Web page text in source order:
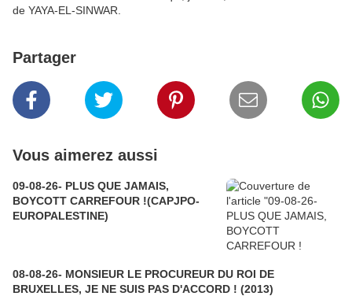
de YAYA-EL-SINWAR.
Partager
Vous aimerez aussi
09-08-26- PLUS QUE JAMAIS,
BOYCOTT CARREFOUR !(CAPJPO-
EUROPALESTINE)
08-08-26- MONSIEUR LE PROCUREUR DU ROI DE
BRUXELLES, JE NE SUIS PAS D'ACCORD ! (2013)